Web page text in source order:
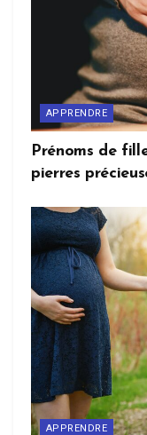
APPRENDRE
Prénoms de
pierres
APPRENDRE